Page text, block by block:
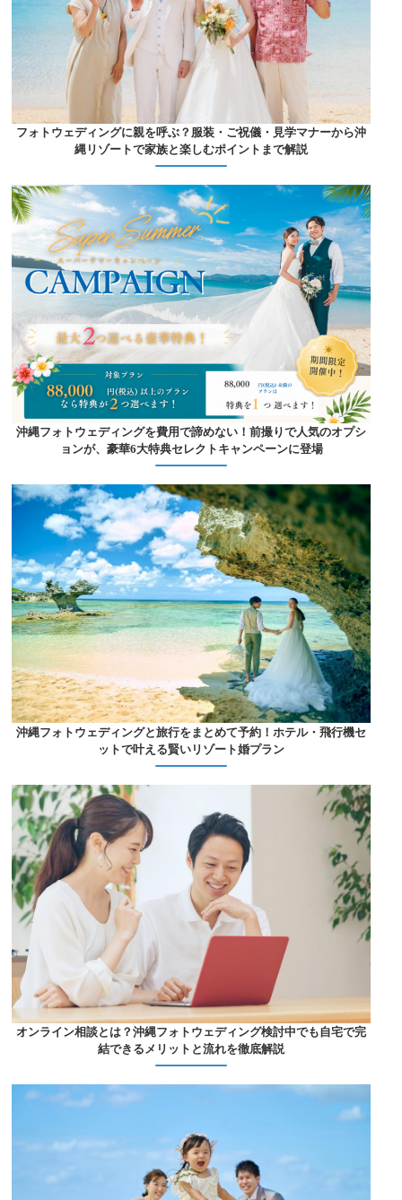
フォトウェディングに親を呼ぶ？服装・ご祝儀・見学マナーから沖
縄リゾートで家族と楽しむポイントまで解説
沖縄フォトウェディングを費用で諦めない！前撮りで人気のオプシ
ョンが、豪華6大特典セレクトキャンペーンに登場
沖縄フォトウェディングと旅行をまとめて予約！ホテル・飛行機セ
ットで叶える賢いリゾート婚プラン
オンライン相談とは？沖縄フォトウェディング検討中でも自宅で完
結できるメリットと流れを徹底解説